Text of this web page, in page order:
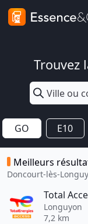
Trouvez
GO E10
Meilleurs
Doncourt-lès-
Total
Longuyon
7,2 km